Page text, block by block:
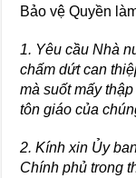
Bảo vệ Quyền
1. Yêu cầu Nhà
chấm dứt can
mà suốt mấy
tôn giáo của
2. Kính xin Ủy
Chính phủ trong